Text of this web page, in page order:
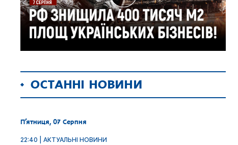
ОСТАННІ НОВИНИ
П’ятниця, 07 Серпня
22:40 | АКТУАЛЬНІ НОВИНИ